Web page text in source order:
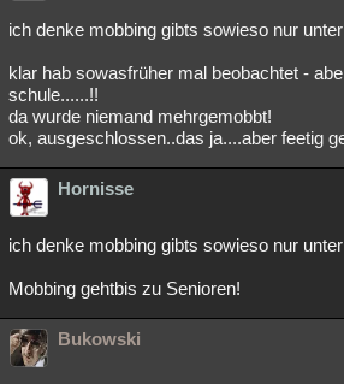
ich denke mobbing gibts sowieso nur
klar hab sowasfrüher mal beobachtet -
schule......!!
da wurde niemand mehrgemobbt!
ok, ausgeschlossen..das ja....aber feetig
Hornisse
ich denke mobbing gibts sowieso nur
Mobbing gehtbis zu Senioren!
Bukowski